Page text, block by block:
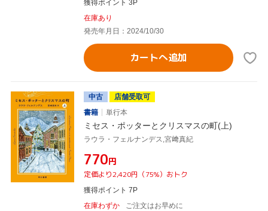
獲得ポイント 3P
在庫あり
発売年月日：2024/10/30
カートへ追加
中古
店舗受取可
書籍
単行本
ミセス・ポッターとクリスマスの町(上)
ラウラ・フェルナンデス,宮﨑真紀
¥770円
定価より2,420円（75%）おトク
獲得ポイント 7P
在庫わずか
ご注文はお早めに